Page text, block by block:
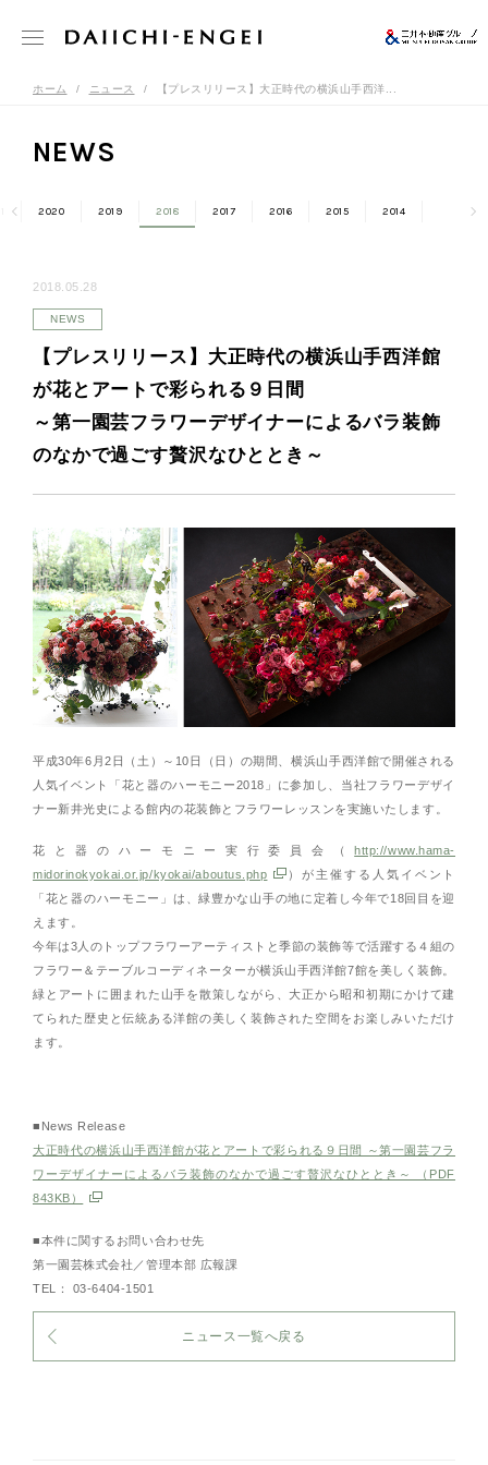
ホーム ニュース 【プレスリリース】大正時代の横浜山手西洋...
NEWS
2020 2019 2018 2017 2016 2015 2014
2018.05.28
NEWS
【プレスリリース】大正時代の横浜山手西洋館
が花とアートで彩られる９日間
～第一園芸フラワーデザイナーによるバラ装飾
のなかで過ごす贅沢なひととき～
平成30年6月2日（土）～10日（日）の期間、横浜山手西洋館で開催される
人気イベント「花と器のハーモニー2018」に参加し、当社フラワーデザイ
ナー新井光史による館内の花装飾とフラワーレッスンを実施いたします。
花と器のハーモニー実行委員会（ http://www.hama-
midorinokyokai.or.jp/kyokai/aboutus.php
）が主催する人気イベント
「花と器のハーモニー」は、緑豊かな山手の地に定着し今年で18回目を迎
えます。
今年は3人のトップフラワーアーティストと季節の装飾等で活躍する４組の
フラワー＆テーブルコーディネーターが横浜山手西洋館7館を美しく装飾。
緑とアートに囲まれた山手を散策しながら、大正から昭和初期にかけて建
てられた歴史と伝統ある洋館の美しく装飾された空間をお楽しみいただけ
ます。
■News Release
大正時代の横浜山手西洋館が花とアートで彩られる９日間 ～第一園芸フラ
ワーデザイナーによるバラ装飾のなかで過ごす贅沢なひととき～ （PDF
843KB）
■本件に関するお問い合わせ先
第一園芸株式会社／管理本部 広報課
TEL： 03-6404-1501
ニュース一覧へ戻る